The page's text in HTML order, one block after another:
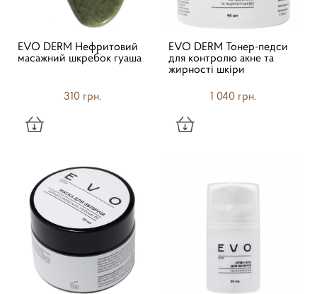
EVO DERM Нефритовий
масажний шкребок гуаша
310 грн.
EVO DERM Тонер-педси
для контролю акне та
жирності шкіри
1 040 грн.